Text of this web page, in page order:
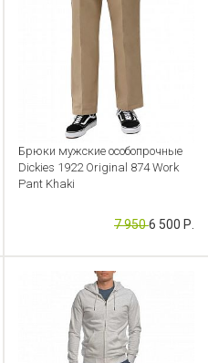
Брюки мужские особопрочные
Dickies 1922 Original 874 Work
Pant Khaki
Артикул: CB000048679
7 9506 500 Р.